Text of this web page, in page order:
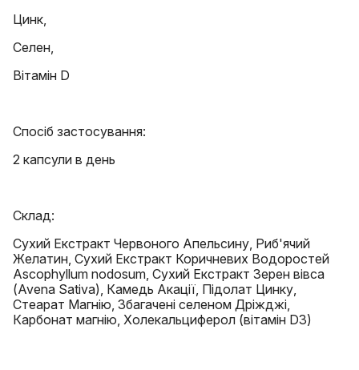
Цинк,
Селен,
Вітамін D
Спосіб застосування:
2 капсули в день
Склад:
Сухий Екстракт Червоного Апельсину, Риб'ячий
Желатин, Сухий Екстракт Коричневих Водоростей
Ascophyllum nodosum, Сухий Екстракт Зерен вівса
(Avena Sativa), Камедь Акації, Підолат Цинку,
Стеарат Магнію, Збагачені селеном Дріжджі,
Карбонат магнію, Холекальциферол (вітамін D3)